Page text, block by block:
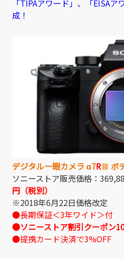
「TIPAアワード」、「EISA
成！
デジタル一眼カメラ α7RⅢ ボ
ソニーストア販売価格：
円（税別）
※2018年6月22日価格改定
●長期保証＜3年ワイド＞付
●ソニーストア割引クーポン
●提携カード決済で3%OFF